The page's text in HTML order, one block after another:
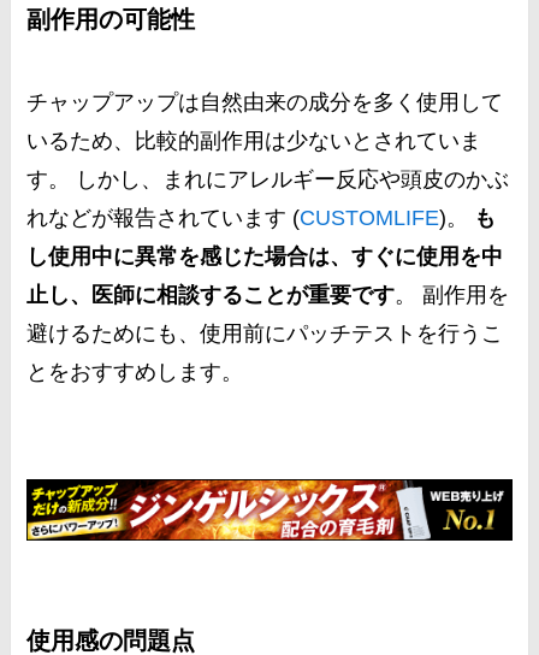
副作用の可能性
チャップアップは自然由来の成分を多く使用して
いるため、比較的副作用は少ないとされていま
す。 しかし、まれにアレルギー反応や頭皮のかぶ
れなどが報告されています​ (CUSTOMLIFE)​。
も
し使用中に異常を感じた場合は、すぐに使用を中
止し、医師に相談することが重要です。 副作用を
避けるためにも、使用前にパッチテストを行うこ
とをおすすめします。
使用感の問題点